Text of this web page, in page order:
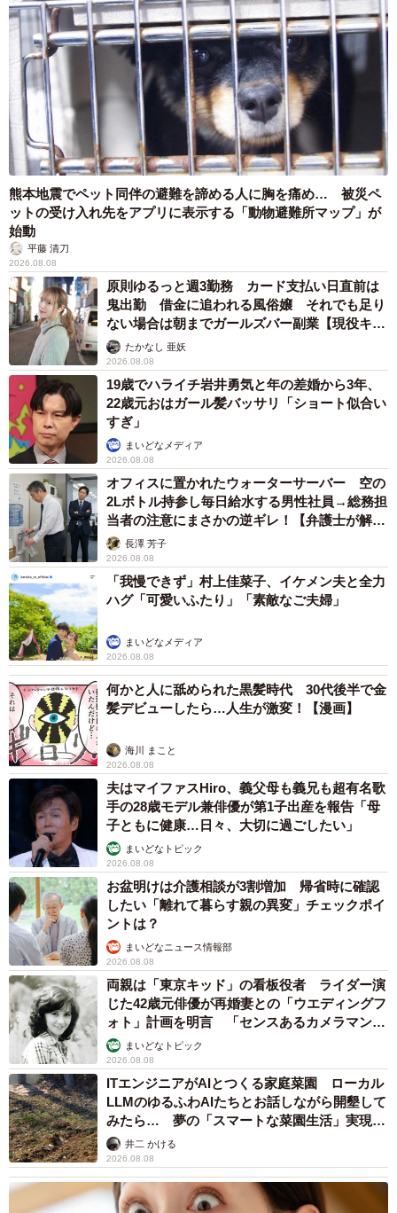
熊本地震でペット同伴の避難を諦める人に胸を痛め… 被災ペ
ットの受け入れ先をアプリに表示する「動物避難所マップ」が
始動
平藤 清刀
2026.08.08
原則ゆるっと週3勤務 カード支払い日直前は
鬼出勤 借金に追われる風俗嬢 それでも足り
ない場合は朝までガールズバー副業【現役キャ
ストに取材】
たかなし 亜妖
2026.08.08
19歳でハライチ岩井勇気と年の差婚から3年、
22歳元おはガール髪バッサリ「ショート似合い
すぎ」
まいどなメディア
2026.08.08
オフィスに置かれたウォーターサーバー 空の
2Lボトル持参し毎日給水する男性社員→総務担
当者の注意にまさかの逆ギレ！【弁護士が解
説】長澤 芳子
2026.08.08
「我慢できず」村上佳菜子、イケメン夫と全力
ハグ「可愛いふたり」「素敵なご夫婦」
まいどなメディア
2026.08.08
何かと人に舐められた黒髪時代 30代後半で金
髪デビューしたら…人生が激変！【漫画】
海川 まこと
2026.08.08
夫はマイファスHiro、義父母も義兄も超有名歌
手の28歳モデル兼俳優が第1子出産を報告「母
子ともに健康…日々、大切に過ごしたい」
まいどなトピック
2026.08.08
お盆明けは介護相談が3割増加 帰省時に確認
したい「離れて暮らす親の異変」チェックポイ
ントは？
まいどなニュース情報部
2026.08.08
両親は「東京キッド」の看板役者 ライダー演
じた42歳元俳優が再婚妻との「ウエディングフ
ォト」計画を明言 「センスあるカメラマン求
む」まいどなトピック
2026.08.08
ITエンジニアがAIとつくる家庭菜園 ローカル
LLMのゆるふわAIたちとお話しながら開墾して
みたら… 夢の「スマートな菜園生活」実現な
るか井二 かける
2026.08.08